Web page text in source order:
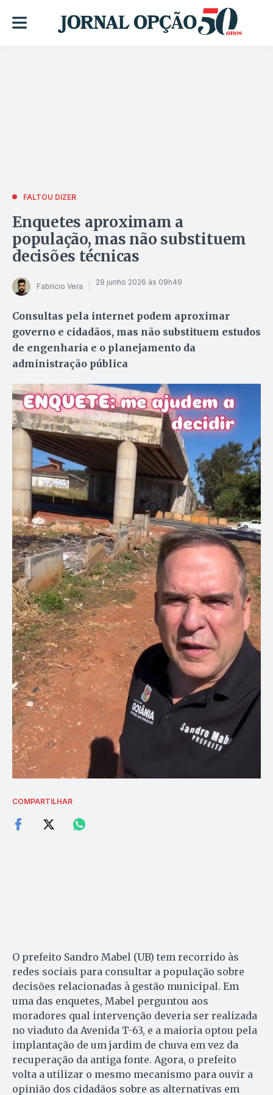
FALTOU DIZER
Enquetes aproximam a
população, mas não substituem
decisões técnicas
Fabrício Vera 29 junho 2026 às 09h49
Consultas pela internet podem aproximar
governo e cidadãos, mas não substituem estudos
de engenharia e o planejamento da
administração pública
COMPARTILHAR
O prefeito Sandro Mabel (UB) tem recorrido às
redes sociais para consultar a população sobre
decisões relacionadas à gestão municipal. Em
uma das enquetes, Mabel perguntou aos
moradores qual intervenção deveria ser realizada
no viaduto da Avenida T-63, e a maioria optou pela
implantação de um jardim de chuva em vez da
recuperação da antiga fonte. Agora, o prefeito
volta a utilizar o mesmo mecanismo para ouvir a
opinião dos cidadãos sobre as alternativas em